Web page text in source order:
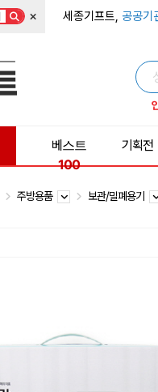
× 세종기프트, 공공기
베스트
100
기획전
주방용품 보관/밀폐용기